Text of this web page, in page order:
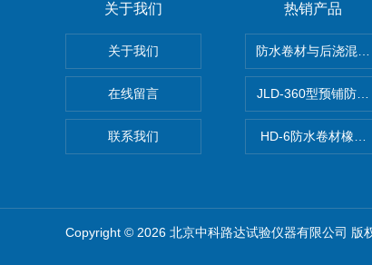
关于我们
关于我们
在线留言
联系我们
热销产品
防水卷材与后浇混
JLD-360型预铺防
HD-6防水卷材橡胶
Copyright © 2026 北京中科路达试验仪器有限公司 版